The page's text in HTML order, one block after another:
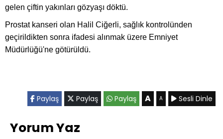
gelen çiftin yakınları gözyaşı döktü.
Prostat kanseri olan Halil Ciğerli, sağlık kontrolünden
geçirildikten sonra ifadesi alınmak üzere Emniyet
Müdürlüğü'ne götürüldü.
Paylaş Paylaş Paylaş A A Sesli Dinle
Yorum Yaz